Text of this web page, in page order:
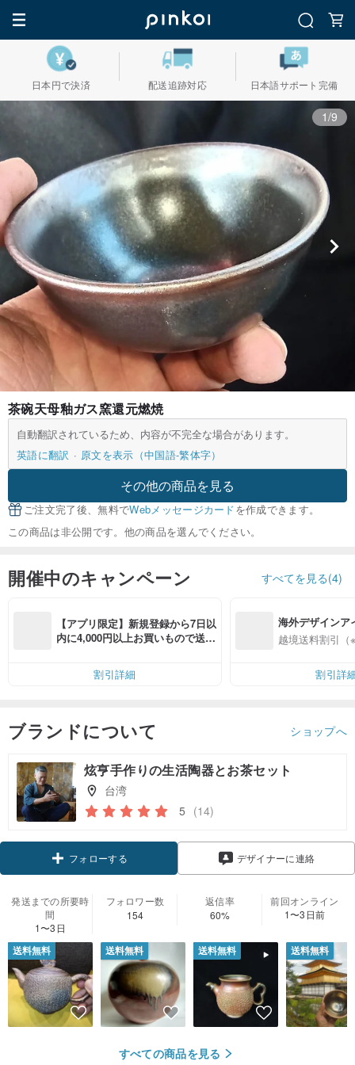
日本円で決済 配送追跡対応 日本語サポート完備
1/9
茶碗天母釉ガス窯還元燃焼
自動翻訳されているため、内容が不完全な場合があります。
英語に翻訳
原文を表示（中国語-繁体字）
その他の商品を見る
ご注文完了後、無料でWebメッセージカードを作成できます。
この商品は非公開です。他の商品を選んでください。
開催中のキャンペーン すべてを見る(4)
【アプリ限定】新規登録から7日以
内に4,000円以上お買いもので送料
割引詳細
海外デザインア
入
越境送料割引（
割引詳
ブランドについて ショップへ
炫亨手作りの生活陶器とお茶セット
台湾
5 (14)
フォローする
デザイナーに連絡
発送までの所要時
間
1〜3日
フォロワー数
154
返信率
60%
前回オンライン
1〜3日前
送料無料 送料無料 送料無料 送料無料
すべての商品を見る